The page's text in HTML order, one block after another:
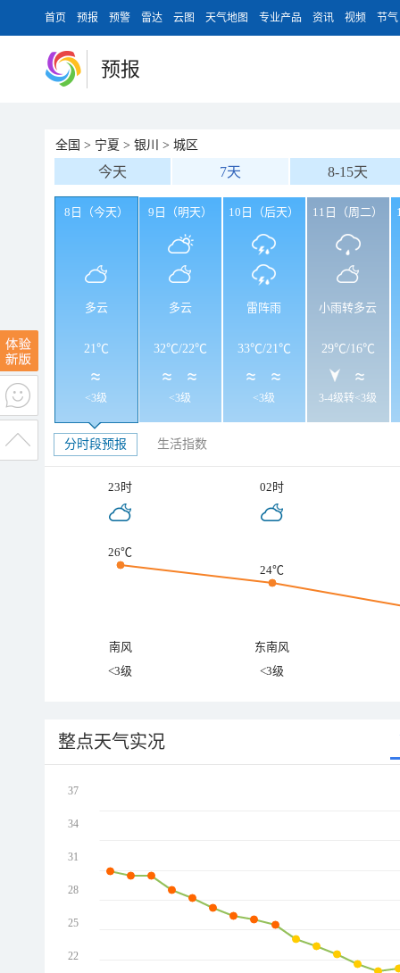
首页 预报 预警 雷达 云图 天气地图 专业产品 资讯 视频 节气
预报
全国 > 宁夏 > 银川 > 城区
今天 7天 8-15天
8日（今天）
多云
21℃
<3级
9日（明天）
多云
32℃/22℃
<3级
10日（后天）
雷阵雨
33℃/21℃
<3级
11日（周二）
小雨转多云
29℃/16℃
3-4级转<3级
分时段预报 生活指数
23时 02时
26℃
24℃
南风
东南风
<3级
<3级
整点天气实况
37
34
31
28
25
22